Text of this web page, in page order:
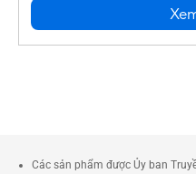
Các sản phẩm được Ủy ban